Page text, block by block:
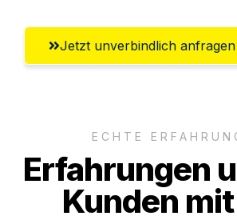
Jetzt unverbindlich anfragen
ECHTE
Erfahrungen
Kunden